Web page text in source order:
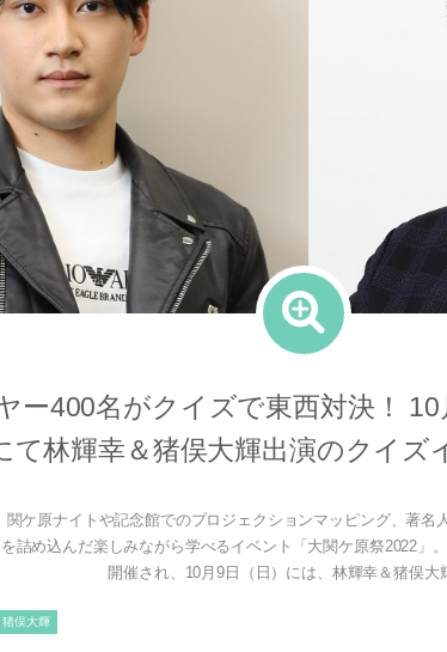
ー400名がクイズで東西対決！
て林輝幸＆猪俣大輝出演のクイズ
関ケ原ナイトや記念館でのプロジェクションマッピング、著
詰め込んだ楽しみながら学べるイベント「大関ケ原祭2022」
開催され、10月9日（日）には、林輝幸＆猪俣大
猪俣大輝